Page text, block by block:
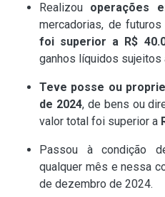
Realizou operações
mercadorias, de
foi superior a R$
ganhos líquidos sujeitos
Teve posse ou
de 2024, de bens ou
valor total foi superior a
Passou à condição
qualquer mês e nessa
de dezembro de 2024.